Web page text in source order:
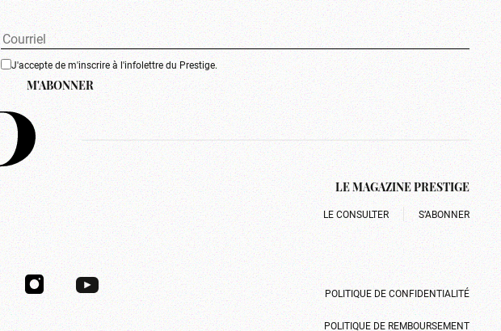
J'accepte de m'inscrire à l'infolettre du Prestige.
M'ABONNER
LE MAGAZINE PRESTIGE
LE CONSULTER S’ABONNER
POLITIQUE DE CONFIDENTIALITÉ
POLITIQUE DE REMBOURSEMENT